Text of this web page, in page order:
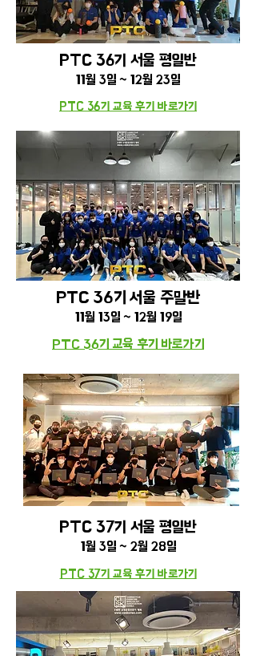
PTC 36기 서울 평일반
11 월 3일 ~ 12월 23일
PTC 36기 교육 후기 바로가기
PTC 36기 서울 주말반
11 월 1 3일 ~ 12월 19일
PTC 36기 교육 후기 바로가기
PTC 37기 서울 평일반
1월 3일 ~ 2월 28일
PTC 37기 교육 후기 바로가기